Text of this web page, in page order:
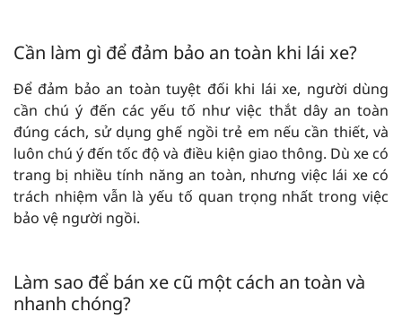
Cần làm gì để đảm bảo an toàn khi lái xe?
Để đảm bảo an toàn tuyệt đối khi lái xe, người dùng
cần chú ý đến các yếu tố như việc thắt dây an toàn
đúng cách, sử dụng ghế ngồi trẻ em nếu cần thiết, và
luôn chú ý đến tốc độ và điều kiện giao thông. Dù xe có
trang bị nhiều tính năng an toàn, nhưng việc lái xe có
trách nhiệm vẫn là yếu tố quan trọng nhất trong việc
bảo vệ người ngồi.
Làm sao để bán xe cũ một cách an toàn và
nhanh chóng?